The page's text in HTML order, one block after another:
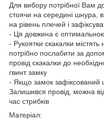
Для вибору потрібної Вам
стоячи на середині шнура,
на рівень плечей і
- Ця довжина є
- Рукоятки скакалки
потрібно послабити за
провід скакалки до
гвинт замку
- Якщо замок зафіксований
Залишився провід, можна
час стрибків
Матеріал: